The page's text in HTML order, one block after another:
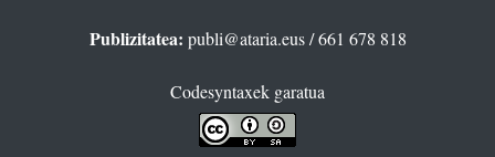
Publizitatea: publi@ataria.eus/ 661 678 818
Codesyntaxek garatua